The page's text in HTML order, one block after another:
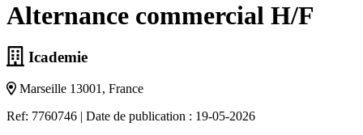
Alternance commercial H/F
Icademie
Marseille 13001, France
Ref: 7760746 | Date de publication : 19-05-2026